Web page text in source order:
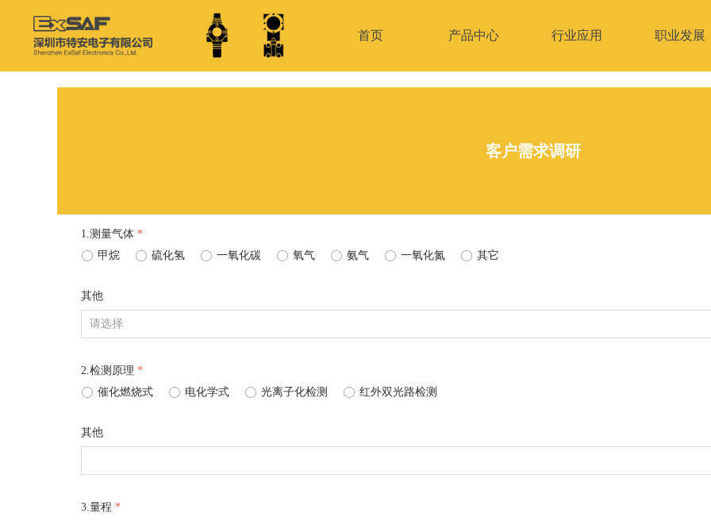
首页 产品中心 行业应用 职业发展
客户需求调研
1.测量气体 *
ꀐ 甲烷 ꀐ 硫化氢 ꀐ 一氧化碳 ꀐ 氧气 ꀐ 氨气 ꀐ 一氧化氮 ꀐ 其它
其他
2.检测原理 *
ꀐ 催化燃烧式 ꀐ 电化学式 ꀐ 光离子化检测 ꀐ 红外双光路检测
其他
3.量程 *